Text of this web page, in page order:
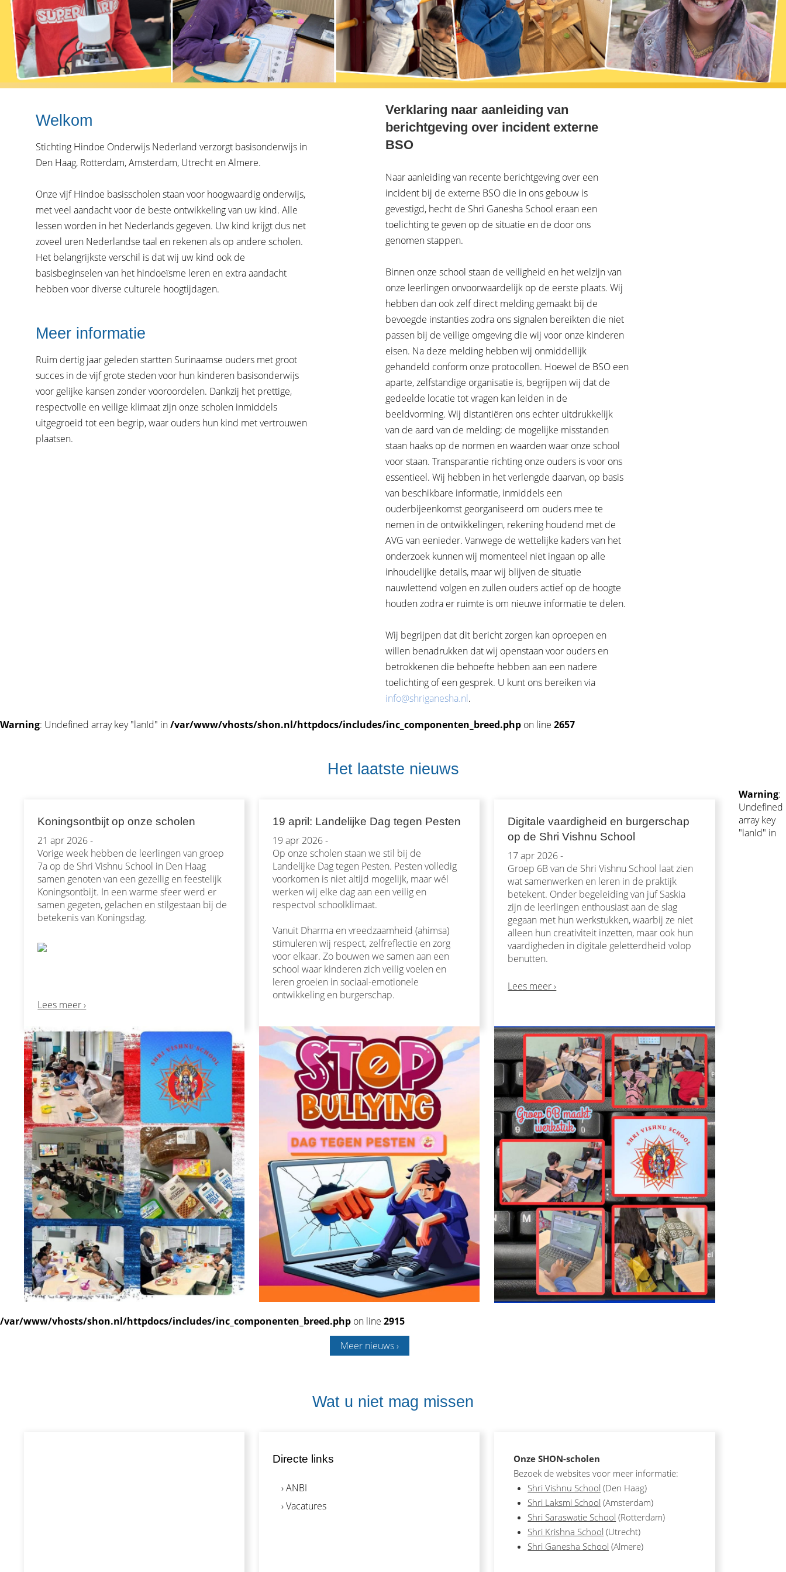
Welkom
Stichting Hindoe Onderwijs Nederland verzorgt basisonderwijs in
Den Haag, Rotterdam, Amsterdam, Utrecht en Almere.
Onze vijf Hindoe basisscholen staan voor hoogwaardig onderwijs,
met veel aandacht voor de beste ontwikkeling van uw kind. Alle
lessen worden in het Nederlands gegeven. Uw kind krijgt dus net
zoveel uren Nederlandse taal en rekenen als op andere scholen.
Het belangrijkste verschil is dat wij uw kind ook de
basisbeginselen van het hindoeïsme leren en extra aandacht
hebben voor diverse culturele hoogtijdagen.
Meer informatie
Ruim dertig jaar geleden startten Surinaamse ouders met groot
succes in de vijf grote steden voor hun kinderen basisonderwijs
voor gelijke kansen zonder vooroordelen. Dankzij het prettige,
respectvolle en veilige klimaat zijn onze scholen inmiddels
uitgegroeid tot een begrip, waar ouders hun kind met vertrouwen
plaatsen.
Verklaring naar aanleiding van
berichtgeving over incident externe
BSO
Naar aanleiding van recente berichtgeving over een
incident bij de externe BSO die in ons gebouw is
gevestigd, hecht de Shri Ganesha School eraan een
toelichting te geven op de situatie en de door ons
genomen stappen.
Binnen onze school staan de veiligheid en het welzijn van
onze leerlingen onvoorwaardelijk op de eerste plaats. Wij
hebben dan ook zelf direct melding gemaakt bij de
bevoegde instanties zodra ons signalen bereikten die niet
passen bij de veilige omgeving die wij voor onze kinderen
eisen. Na deze melding hebben wij onmiddellijk
gehandeld conform onze protocollen. Hoewel de BSO een
aparte, zelfstandige organisatie is, begrijpen wij dat de
gedeelde locatie tot vragen kan leiden in de
beeldvorming. Wij distantiëren ons echter uitdrukkelijk
van de aard van de melding; de mogelijke misstanden
staan haaks op de normen en waarden waar onze school
voor staan. Transparantie richting onze ouders is voor ons
essentieel. Wij hebben in het verlengde daarvan, op basis
van beschikbare informatie, inmiddels een
ouderbijeenkomst georganiseerd om ouders mee te
nemen in de ontwikkelingen, rekening houdend met de
AVG van eenieder. Vanwege de wettelijke kaders van het
onderzoek kunnen wij momenteel niet ingaan op alle
inhoudelijke details, maar wij blijven de situatie
nauwlettend volgen en zullen ouders actief op de hoogte
houden zodra er ruimte is om nieuwe informatie te delen.
Wij begrijpen dat dit bericht zorgen kan oproepen en
willen benadrukken dat wij openstaan voor ouders en
betrokkenen die behoefte hebben aan een nadere
toelichting of een gesprek. U kunt ons bereiken via
info@shriganesha.nl.
Warning: Undefined array key "lanId" in/var/www/vhosts/shon.nl/httpdocs/includes/inc_componenten_breed.php on line 2657
Het laatste nieuws
Koningsontbijt op onze scholen
21 apr 2026 -
Vorige week hebben de leerlingen van groep
7a op de Shri Vishnu School in Den Haag
samen genoten van een gezellig en feestelijk
Koningsontbijt. In een warme sfeer werd er
samen gegeten, gelachen en stilgestaan bij de
betekenis van Koningsdag.
Lees meer ›
19 april: Landelijke Dag tegen Pesten
19 apr 2026 -
Op onze scholen staan we stil bij de
Landelijke Dag tegen Pesten. Pesten volledig
voorkomen is niet altijd mogelijk, maar wél
werken wij elke dag aan een veilig en
respectvol schoolklimaat.
Vanuit Dharma en vreedzaamheid (ahimsa)
stimuleren wij respect, zelfreflectie en zorg
voor elkaar. Zo bouwen we samen aan een
school waar kinderen zich veilig voelen en
leren groeien in sociaal-emotionele
ontwikkeling en burgerschap.
Digitale vaardigheid en burgerschap
op de Shri Vishnu School
17 apr 2026 -
Groep 6B van de Shri Vishnu School laat zien
wat samenwerken en leren in de praktijk
betekent. Onder begeleiding van juf Saskia
zijn de leerlingen enthousiast aan de slag
gegaan met hun werkstukken, waarbij ze niet
alleen hun creativiteit inzetten, maar ook hun
vaardigheden in digitale geletterdheid volop
benutten.
Lees meer ›
Warning:
Undefined
array key
"lanId" in
/var/www/vhosts/shon.nl/httpdocs/includes/inc_componenten_breed.php on line 2915
Meer nieuws ›
Wat u niet mag missen
Directe links
› ANBI
› Vacatures
Onze SHON-scholen
Bezoek de websites voor meer informatie:
Shri Vishnu School (Den Haag)
Shri Laksmi School (Amsterdam)
Shri Saraswatie School (Rotterdam)
Shri Krishna School (Utrecht)
Shri Ganesha School (Almere)